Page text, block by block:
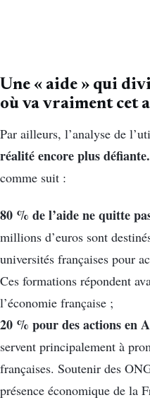
Une « aide » qui
où va vraiment cet
Par ailleurs, l’analyse de
réalité encore plus défiante.
comme suit :
80 % de l’aide ne quitte
millions d’euros sont
universités françaises pour
Ces formations répondent
l’économie française ;
20 % pour des actions en
servent principalement à
françaises. Soutenir des
présence économique de la